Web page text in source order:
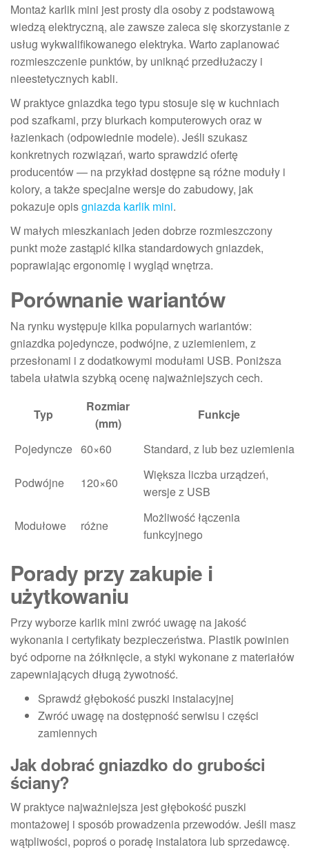
Montaż karlik mini jest prosty dla osoby z podstawową
wiedzą elektryczną, ale zawsze zaleca się skorzystanie z
usług wykwalifikowanego elektryka. Warto zaplanować
rozmieszczenie punktów, by uniknąć przedłużaczy i
nieestetycznych kabli.
W praktyce gniazdka tego typu stosuje się w kuchniach
pod szafkami, przy biurkach komputerowych oraz w
łazienkach (odpowiednie modele). Jeśli szukasz
konkretnych rozwiązań, warto sprawdzić ofertę
producentów — na przykład dostępne są różne moduły i
kolory, a także specjalne wersje do zabudowy, jak
pokazuje opisgniazda karlik mini.
W małych mieszkaniach jeden dobrze rozmieszczony
punkt może zastąpić kilka standardowych gniazdek,
poprawiając ergonomię i wygląd wnętrza.
Porównanie wariantów
Na rynku występuje kilka popularnych wariantów:
gniazdka pojedyncze, podwójne, z uziemieniem, z
przesłonami i z dodatkowymi modułami USB. Poniższa
tabela ułatwia szybką ocenę najważniejszych cech.
Typ
Rozmiar
(mm)
Funkcje
Pojedyncze 60×60 Standard, z lub bez uziemienia
Podwójne 120×60
Większa liczba urządzeń,
wersje z USB
Modułowe różne
Możliwość łączenia
funkcyjnego
Porady przy zakupie i
użytkowaniu
Przy wyborze karlik mini zwróć uwagę na jakość
wykonania i certyfikaty bezpieczeństwa. Plastik powinien
być odporne na żółknięcie, a styki wykonane z materiałów
zapewniających długą żywotność.
Sprawdź głębokość puszki instalacyjnej
Zwróć uwagę na dostępność serwisu i części
zamiennych
Jak dobrać gniazdko do grubości
ściany?
W praktyce najważniejsza jest głębokość puszki
montażowej i sposób prowadzenia przewodów. Jeśli masz
wątpliwości, poproś o poradę instalatora lub sprzedawcę.